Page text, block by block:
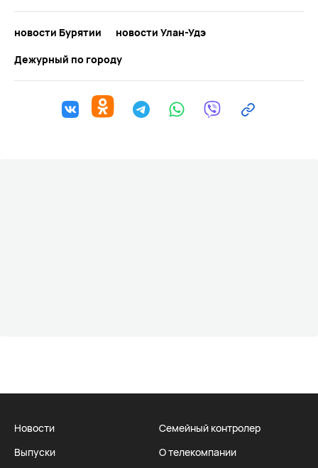
новости Бурятии
новости Улан-Удэ
Дежурный по городу
Новости
Выпуски
Семейный контролер
О телекомпании